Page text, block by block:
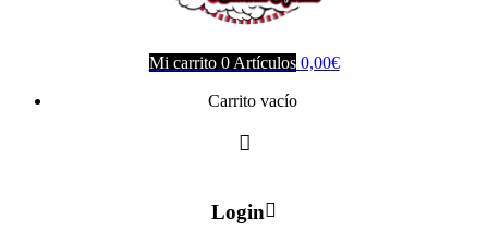
Mi carrito 0 Artículos 0,00€
Carrito vacío
Login